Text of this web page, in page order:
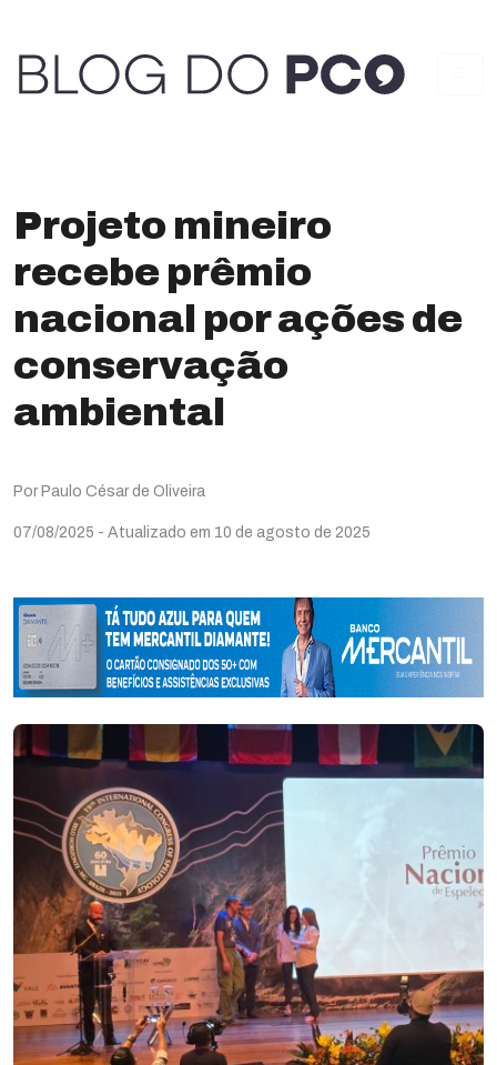
Projeto mineiro
recebe prêmio
nacional por ações de
conservação
ambiental
Por Paulo César de Oliveira
07/08/2025 - Atualizado em 10 de agosto de 2025